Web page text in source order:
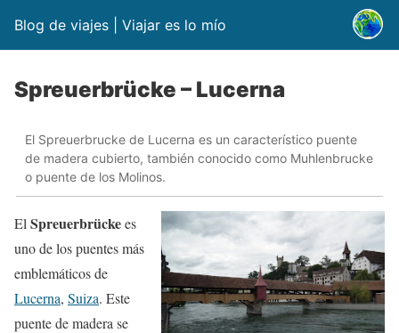
Blog de viajes | Viajar es lo mío
Spreuerbrücke – Lucerna
El Spreuerbrucke de Lucerna es un característico puente
de madera cubierto, también conocido como Muhlenbrucke
o puente de los Molinos.
El Spreuerbrückees
uno de los puentes más
emblemáticos de
Lucerna, Suiza. Este
puente de madera se